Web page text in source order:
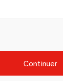
Continuer